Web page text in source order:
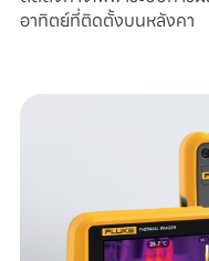
อาทิตย์ที่ติดตั้งบนหลังคา